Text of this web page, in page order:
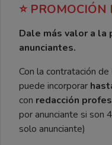
⭐
Dale más valor a la
anunciantes.
Con la contratación de
puede incorporar
con redacción
por anunciante si son
solo anunciante)